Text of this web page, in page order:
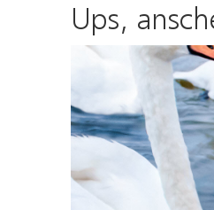
Ups,